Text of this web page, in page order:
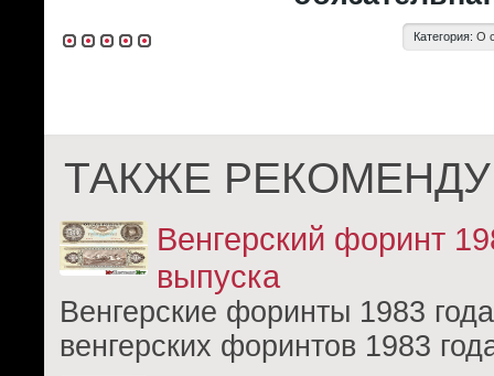
Категория: О
ТАКЖЕ
Венгерский форинт
выпуска
Венгерские форинты 1983
венгерских форинтов 1983